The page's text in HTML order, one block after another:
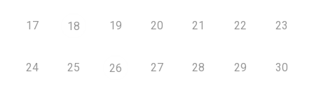
17 18 19 20 21 22 23
24 25 26 27 28 29 30